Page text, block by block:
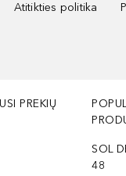
Atitikties politika
PREKIŲ
SOL
48